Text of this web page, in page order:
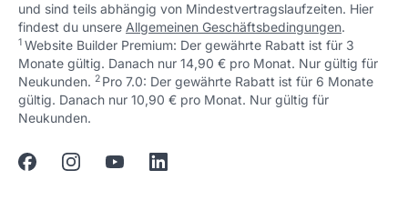
und sind teils abhängig von Mindestvertragslaufzeiten. Hier
findest du unsere Allgemeinen Geschäftsbedingungen.
1 Website Builder Premium: Der gewährte Rabatt ist für 3
Monate gültig. Danach nur 14,90 € pro Monat. Nur gültig für
Neukunden. ↩ 1
2 Pro 7.0: Der gewährte Rabatt ist für 6 Monate
gültig. Danach nur 10,90 € pro Monat. Nur gültig für
Neukunden.